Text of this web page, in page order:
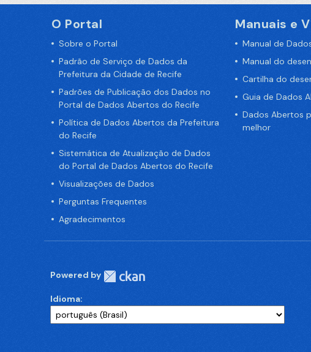
O Portal
Sobre o Portal
Padrão de Serviço de Dados da
Prefeitura da Cidade de Recife
Padrões de Publicação dos Dados no
Portal de Dados Abertos do Recife
Política de Dados Abertos da Prefeitura
do Recife
Sistemática de Atualização de Dados
do Portal de Dados Abertos do Recife
Visualizações de Dados
Perguntas Frequentes
Agradecimentos
Manuais e
Manual de
Manual do
Cartilha do
Guia de Dados
Dados Abertos
melhor
Powered by
Idioma